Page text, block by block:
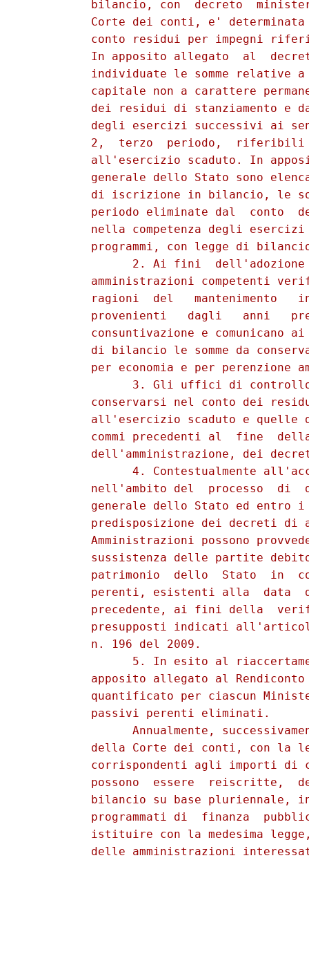
bilancio, con  decreto
Corte dei conti, e'
conto residui per impegni
In apposito allegato  al
individuate le somme relative
capitale non a carattere
dei residui di stanziamento e
degli esercizi successivi ai
2,  terzo  periodo,
all'esercizio scaduto. In
generale dello Stato sono
di iscrizione in bilancio, le
periodo eliminate dal  conto
nella competenza degli
programmi, con legge di
2. Ai fini
amministrazioni competenti
ragioni  del   mantenimento
provenienti   dagli   anni
consuntivazione e comunicano
di bilancio le somme da
per economia e per perenzione
3. Gli uffici di
conservarsi nel conto dei
all'esercizio scaduto e quelle
commi precedenti al  fine
dell'amministrazione, dei
4. Contestualmente
nell'ambito del  processo  di
generale dello Stato ed entro
predisposizione dei decreti di
Amministrazioni possono
sussistenza delle partite
patrimonio  dello  Stato  in
perenti, esistenti alla  data
precedente, ai fini della
presupposti indicati
          n. 196 del 2009.
5. In esito al
apposito allegato al
quantificato per ciascun
          passivi perenti eliminati.
Annualmente,
della Corte dei conti, con la
corrispondenti agli importi di
possono  essere  reiscritte,
bilancio su base pluriennale,
programmati di  finanza
istituire con la medesima